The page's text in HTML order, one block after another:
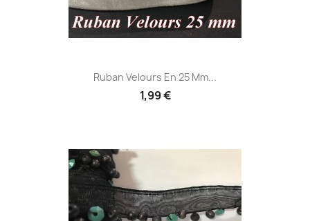
Ruban Velours En 25 Mm...
1,99 €